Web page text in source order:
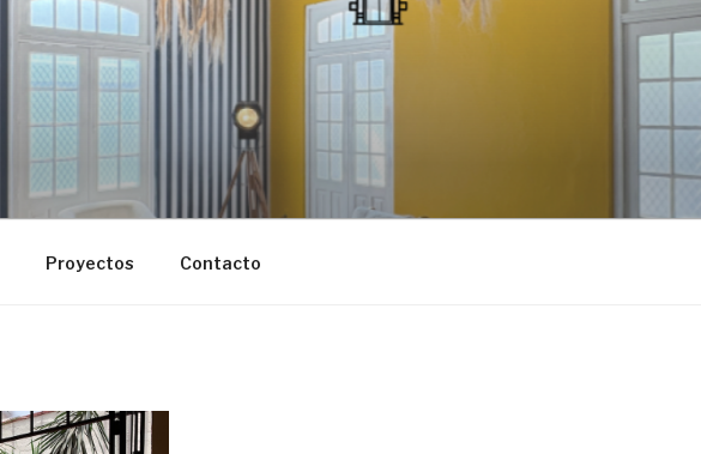
Proyectos Contacto